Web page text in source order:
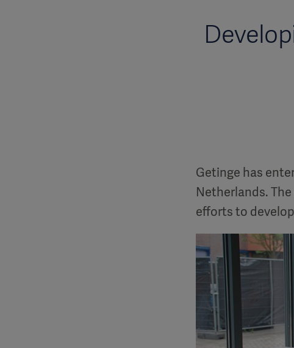
Getinge has
Netherlands.
efforts to